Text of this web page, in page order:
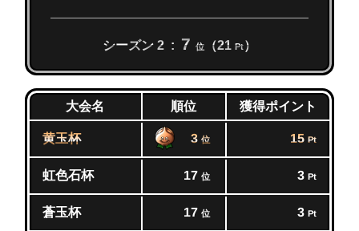
シーズン 2 7位 （21Pt）
大会名 順位 獲得ポイント
黄玉杯 3 位 15 Pt
虹色石杯 17 位 3 Pt
蒼玉杯 17 位 3 Pt